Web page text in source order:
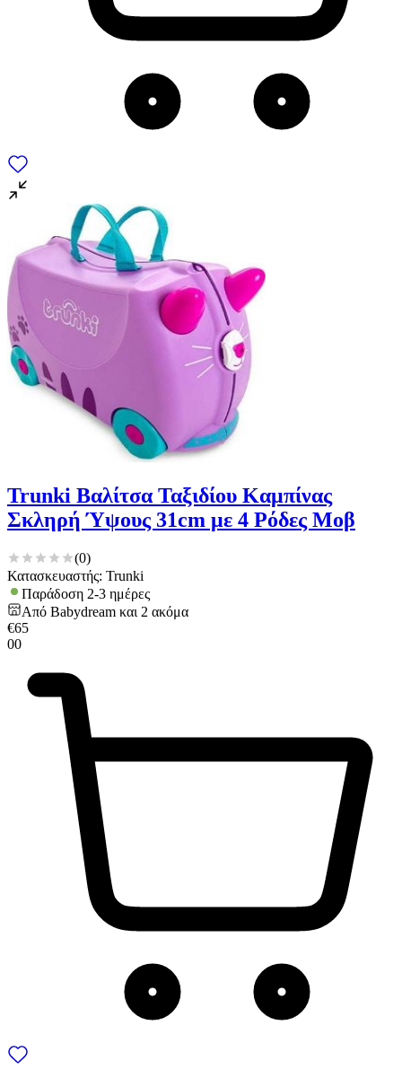
Trunki Βαλίτσα Ταξιδίου Καμπίνας
Σκληρή Ύψους 31cm με 4 Ρόδες Μοβ
(0)
Κατασκευαστής: Trunki
Παράδοση 2-3 ημέρες
Από Babydream και 2 ακόμα
€65
00